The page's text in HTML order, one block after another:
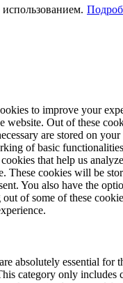
использованием.
to improve your
website. Out of these
are stored on
of basic
that help us
These cookies will be
You also have the
of some of these
absolutely essential for
category only includes